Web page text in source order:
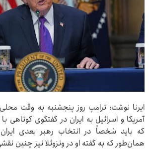
ایرنا نوشت: ترامپ روز پنجشنبه به وقت
آمریکا و اسرائیل به ایران در گفتگوی کوتاهی
که باید شخصاً در انتخاب رهبر بعدی
همان‌طور که به گفته او در ونزوئلا نیز چنین